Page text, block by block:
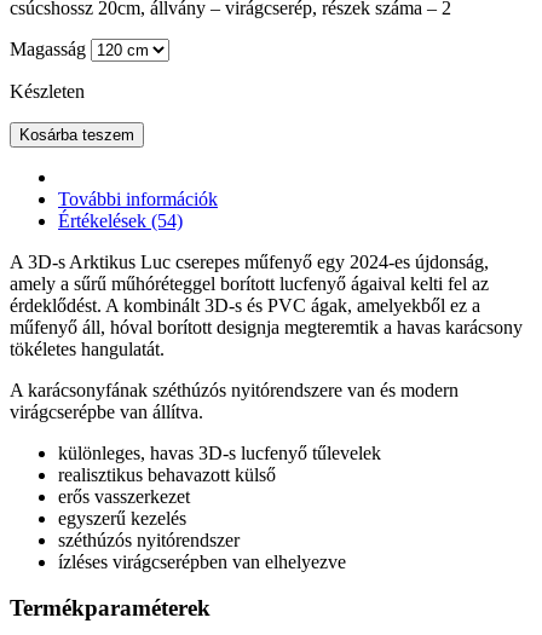
csúcshossz 20cm, állvány – virágcserép, részek száma – 2
Magasság
Készleten
Kosárba teszem
További információk
Értékelések (54)
A 3D-s Arktikus Luc cserepes műfenyő egy 2024-es újdonság,
amely a sűrű műhóréteggel borított lucfenyő ágaival kelti fel az
érdeklődést. A kombinált 3D-s és PVC ágak, amelyekből ez a
műfenyő áll, hóval borított designja megteremtik a havas karácsony
tökéletes hangulatát.
A karácsonyfának széthúzós nyitórendszere van és modern
virágcserépbe van állítva.
különleges, havas 3D-s lucfenyő tűlevelek
realisztikus behavazott külső
erős vasszerkezet
egyszerű kezelés
széthúzós nyitórendszer
ízléses virágcserépben van elhelyezve
Termékparaméterek